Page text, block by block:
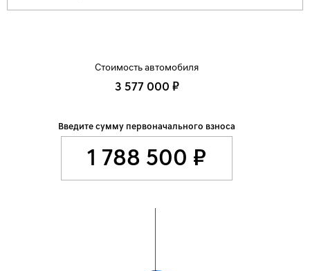
Стоимость автомобиля
3 577 000 ₽
Введите сумму первоначального взноса